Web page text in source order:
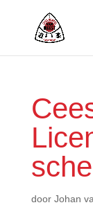
door Johan